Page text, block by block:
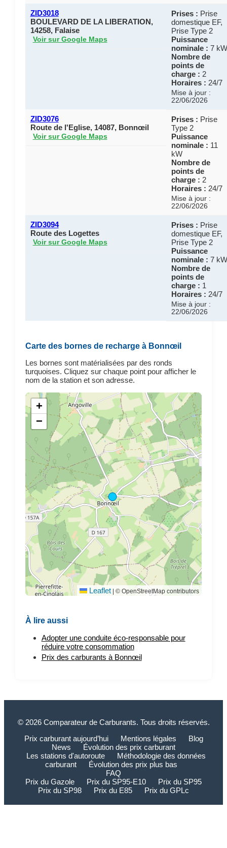
ZID3018
BOULEVARD DE LA LIBERATION,
14258, Falaise
Voir sur Google Maps
Prises : Prise
domestique EF,
Prise Type 2
Puissance
nominale : 7 kW
Nombre de
points de
charge : 2
Horaires : 24/7
Mise à jour :
22/06/2026
ZID3076
Route de l'Eglise, 14087, Bonnœil
Voir sur Google Maps
Prises : Prise
Type 2
Puissance
nominale : 11
kW
Nombre de
points de
charge : 2
Horaires : 24/7
Mise à jour :
22/06/2026
ZID3094
Route des Logettes
Voir sur Google Maps
Prises : Prise
domestique EF,
Prise Type 2
Puissance
nominale : 7 kW
Nombre de
points de
charge : 1
Horaires : 24/7
Mise à jour :
22/06/2026
Carte des bornes de recharge à Bonnœil
Les bornes sont matérialisées par des ronds
turquoises. Cliquez sur chaque point pour afficher le
nom de la station et son adresse.
+
−
Leaflet | © OpenStreetMap contributors
À lire aussi
Adopter une conduite éco-responsable pour
réduire votre consommation
Prix des carburants à Bonnœil
© 2026 Comparateur de Carburants. Tous droits réservés.
Prix carburant aujourd’hui
Mentions légales
Blog
News
Évolution des prix carburant
Les stations d'autoroute
Méthodologie des données
carburant
Évolution des prix plus bas
FAQ
Prix du Gazole
Prix du SP95-E10
Prix du SP95
Prix du SP98
Prix du E85 Prix du GPLc